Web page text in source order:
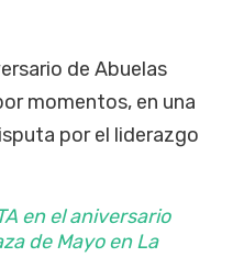
de Abuelas
momentos, en una
por el liderazgo
en el aniversario
de Mayo en La